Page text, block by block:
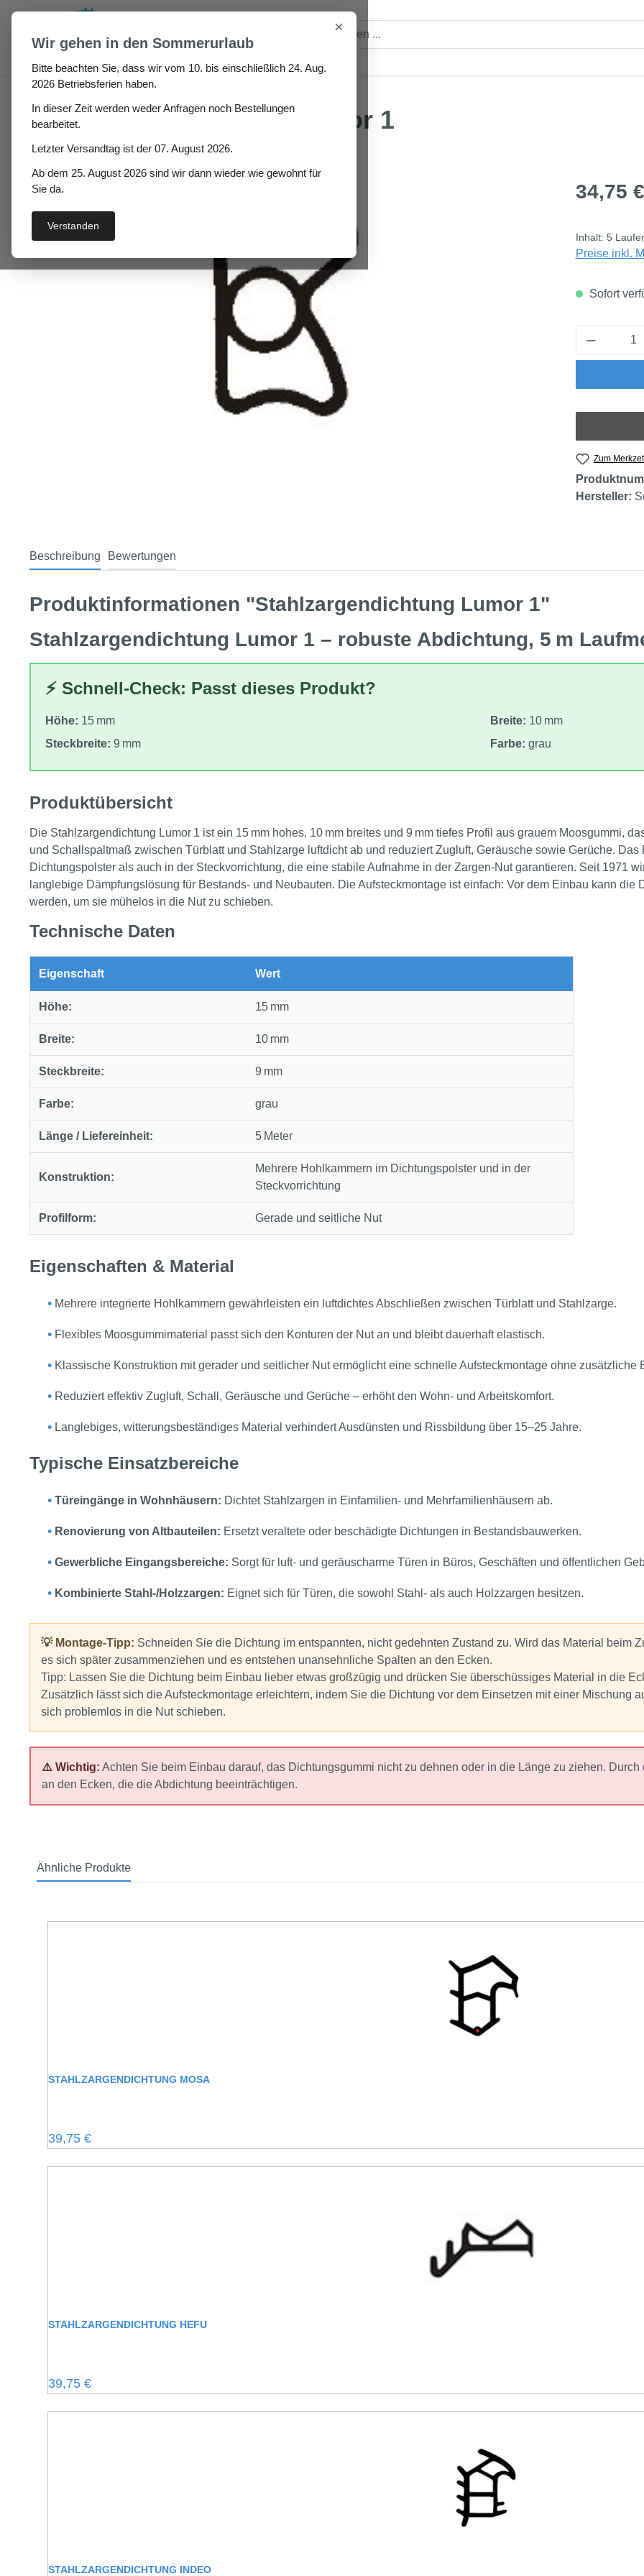
Hauptinhalt springen
Zur Suche springen
Haus Fenster- / Türprofile
Stahlzargendichtung Lumor 1
Bildergalerie überspringen Regulärer
34,75 €
Inhalt: 5
Preise inkl.
Sofort
Zum
Hersteller:
Beschreibung Bewertungen
Produktinformationen "Stahlzargendichtung Lumor 1"
Stahlzargendichtung Lumor 1 – robuste Abdichtung, 5 m
⚡ Schnell-Check: Passt dieses Produkt?
Höhe: 15 mm Breite: 10 mm
Steckbreite: 9 mm Farbe: grau
Produktübersicht
Die Stahlzargendichtung Lumor 1 ist ein 15 mm hohes, 10 mm breites und 9 mm tiefes Profil aus grauem Moosgummi,
und Schall­spaltmaß zwischen Türblatt und Stahlzarge luftdicht ab und reduziert Zugluft, Geräusche sowie Gerüche.
Dichtungspolster als auch in der Steckvorrichtung, die eine stabile Aufnahme in der Zargen‑Nut garantieren. Seit 1971
langlebige Dämpfungslösung für Bestands‑ und Neubauten. Die Aufsteckmontage ist einfach: Vor dem Einbau kann die
werden, um sie mühelos in die Nut zu schieben.
Technische Daten
Eigenschaft Wert
Höhe: 15 mm
Breite: 10 mm
Steckbreite: 9 mm
Farbe: grau
Länge / Liefereinheit: 5 Meter
Konstruktion:
Mehrere Hohlkammern im Dichtungspolster und in der
Steckvorrichtung
Profilform: Gerade und seitliche Nut
Eigenschaften & Material
• Mehrere integrierte Hohlkammern gewährleisten ein luftdichtes Abschließen zwischen Türblatt und Stahlzarge.
• Flexibles Moosgummimaterial passt sich den Konturen der Nut an und bleibt dauerhaft elastisch.
• Klassische Konstruktion mit gerader und seitlicher Nut ermöglicht eine schnelle Aufsteckmontage ohne zusätzliche
• Reduziert effektiv Zugluft, Schall, Geräusche und Gerüche – erhöht den Wohn‑ und Arbeitskomfort.
• Langlebiges, witterungsbeständiges Material verhindert Ausdünsten und Rissbildung über 15–25 Jahre.
Typische Einsatzbereiche
• Türeingänge in Wohnhäusern: Dichtet Stahlzargen in Einfamilien‑ und Mehrfamilienhäusern ab.
• Renovierung von Altbauteilen: Ersetzt veraltete oder beschädigte Dichtungen in Bestandsbauwerken.
• Gewerbliche Eingangsbereiche: Sorgt für luft- und geräuscharme Türen in Büros, Geschäften und öffentlichen
• Kombinierte Stahl‑/Holzzargen: Eignet sich für Türen, die sowohl Stahl‑ als auch Holzzargen besitzen.
💡 Montage-Tipp: Schneiden Sie die Dichtung im entspannten, nicht gedehnten Zustand zu. Wird das Material beim
es sich später zusammenziehen und es entstehen unansehnliche Spalten an den Ecken.
Tipp: Lassen Sie die Dichtung beim Einbau lieber etwas großzügig und drücken Sie überschüssiges Material in die
Zusätzlich lässt sich die Aufsteckmontage erleichtern, indem Sie die Dichtung vor dem Einsetzen mit einer Mischung
sich problemlos in die Nut schieben.
⚠️ Wichtig: Achten Sie beim Einbau darauf, das Dichtungsgummi nicht zu dehnen oder in die Länge zu ziehen.
an den Ecken, die die Abdichtung beeinträchtigen.
Ähnliche Produkte
STAHLZARGENDICHTUNG MOSA
Regulärer Preis:
39,75 €
STAHLZARGENDICHTUNG HEFU
Regulärer Preis:
39,75 €
STAHLZARGENDICHTUNG INDEO
×
Wir gehen in den Sommerurlaub
Bitte beachten Sie, dass wir vom 10. bis einschließlich 24. Aug.
2026 Betriebsferien haben.
In dieser Zeit werden weder Anfragen noch Bestellungen
bearbeitet.
Letzter Versandtag ist der 07. August 2026.
Ab dem 25. August 2026 sind wir dann wieder wie gewohnt für
Sie da.
Verstanden